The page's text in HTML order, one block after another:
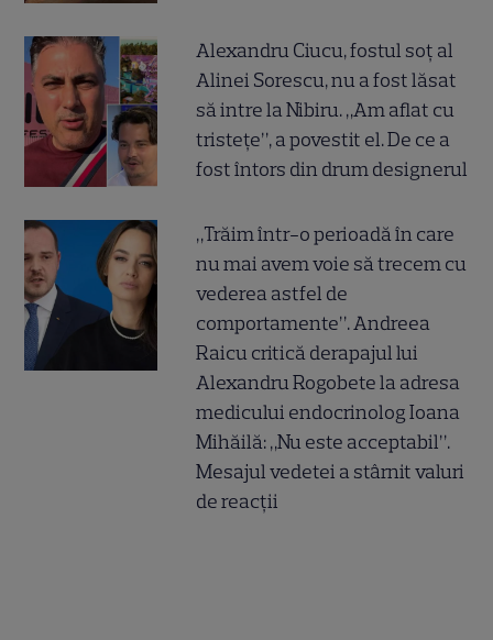
Alexandru Ciucu, fostul soț al
Alinei Sorescu, nu a fost lăsat
să intre la Nibiru. „Am aflat cu
tristețe”, a povestit el. De ce a
fost întors din drum designerul
„Trăim într-o perioadă în care
nu mai avem voie să trecem cu
vederea astfel de
comportamente”. Andreea
Raicu critică derapajul lui
Alexandru Rogobete la adresa
medicului endocrinolog Ioana
Mihăilă: „Nu este acceptabil”.
Mesajul vedetei a stârnit valuri
de reacții